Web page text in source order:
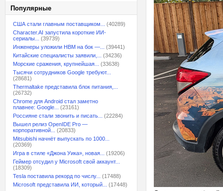
Популярные
США стали главным поставщиком...
(40289)
Character.AI запустила короткие ИИ-
сериалы...
(39739)
Инженеры уложили HBM на бок —...
(39441)
Китайские специалисты заявили,...
(34236)
Морские сражения, крупнейшая...
(33638)
Тысячи сотрудников Google требуют...
(28681)
Thermaltake представила блок питания,...
(26732)
Chrome для Android стал заметно
плавнее: Google...
(23161)
Россияне стали звонить и писать...
(22284)
Вышел релиз OpenIDE Pro —
корпоративной...
(20833)
Mitsubishi начнёт выпускать по 1000...
(20369)
Игра в стиле «Джона Уика», новая...
(19206)
Геймер отсудил у Microsoft свой аккаунт...
(18309)
Tesla поставила рекорд по числу...
(17488)
Microsoft представила ИИ, который...
(17448)